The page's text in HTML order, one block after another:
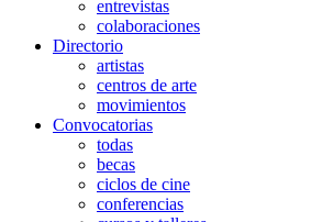
entrevistas
colaboraciones
Directorio
artistas
centros de arte
movimientos
Convocatorias
todas
becas
ciclos de cine
conferencias